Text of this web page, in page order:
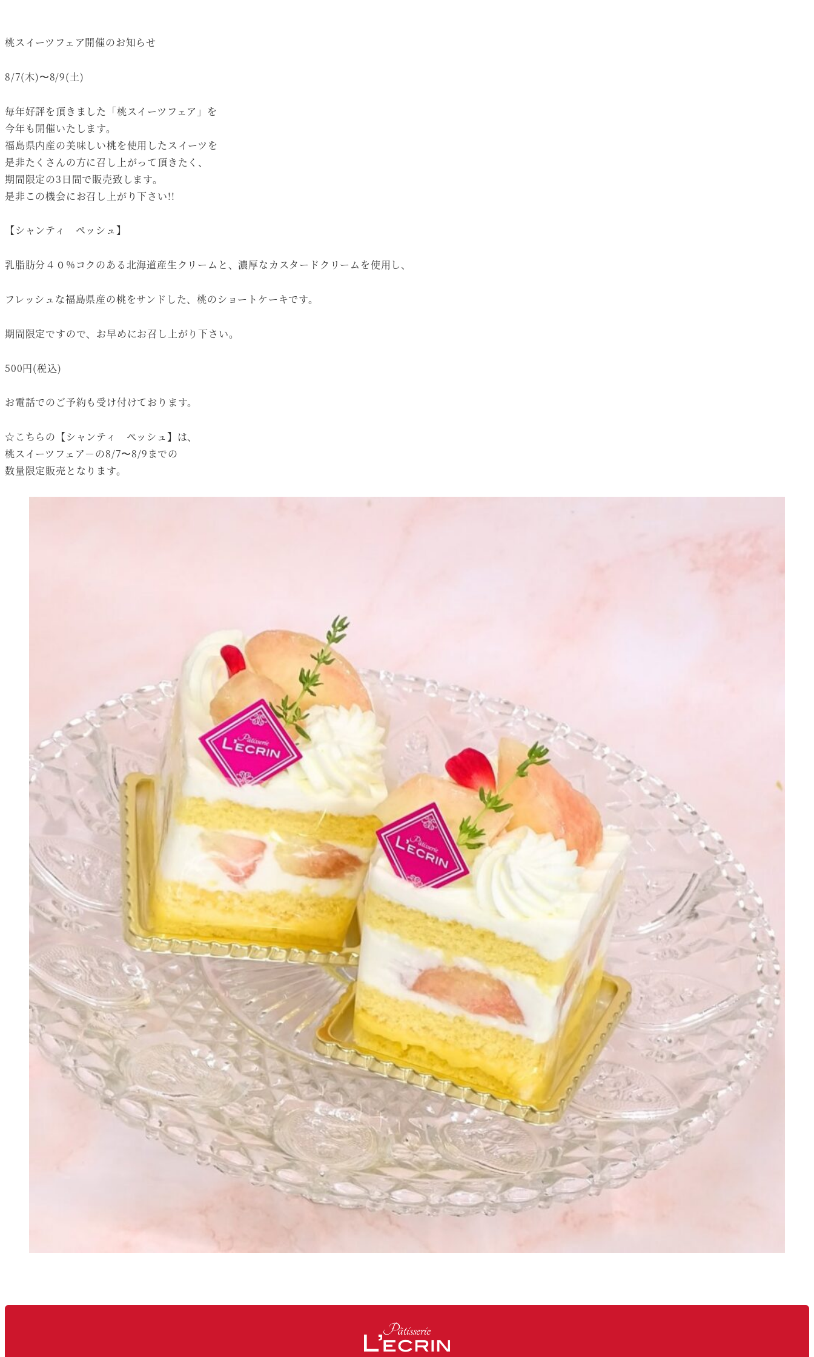
桃スイーツフェア開催のお知らせ
8/7(木)〜8/9(土)
毎年好評を頂きました「桃スイーツフェア」を
今年も開催いたします。
福島県内産の美味しい桃を使用したスイーツを
是非たくさんの方に召し上がって頂きたく、
期間限定の3日間で販売致します。
是非この機会にお召し上がり下さい!!
【シャンティ ペッシュ】
乳脂肪分４０%コクのある北海道産生クリームと、濃厚なカスタードクリームを使用し、
フレッシュな福島県産の桃をサンドした、桃のショートケーキです。
期間限定ですので、お早めにお召し上がり下さい。
500円(税込)
お電話でのご予約も受け付けております。
☆こちらの【シャンティ ペッシュ】は、
桃スイーツフェア－の8/7〜8/9までの
数量限定販売となります。